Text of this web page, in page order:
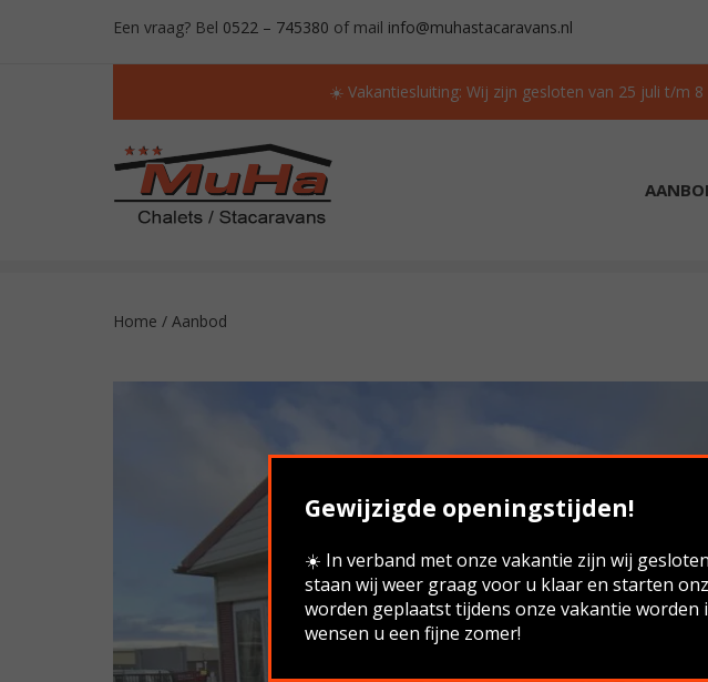
Een vraag? Bel 0522 – 745380 of mail info@muhastacaravans.nl
☀️ Vakantiesluiting: Wij zijn gesloten van 25 juli t/m
Home / Aanbod
Gewijzigde openingstijden!
☀️ In verband met onze vakantie zijn wij
staan wij weer graag voor u klaar en starten
worden geplaatst tijdens onze vakantie
wensen u een fijne zomer!